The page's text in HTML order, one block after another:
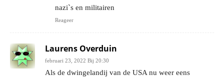
nazi`s en militairen
Reageer
Laurens Overduin
februari 23, 2022 Bij 20:30
Als de dwingelandij van de USA nu weer eens